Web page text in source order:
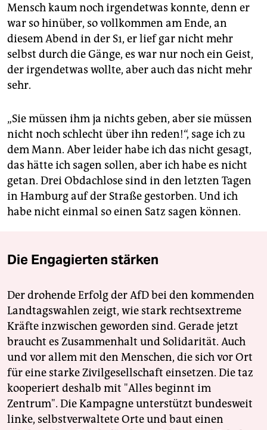
Mensch kaum noch irgendetwas konnte, denn er
war so hinüber, so vollkommen am Ende, an
diesem Abend in der S1, er lief gar nicht mehr
selbst durch die Gänge, es war nur noch ein Geist,
der irgendetwas wollte, aber auch das nicht mehr
sehr.
„Sie müssen ihm ja nichts geben, aber sie müssen
nicht noch schlecht über ihn reden!“, sage ich zu
dem Mann. Aber leider habe ich das nicht gesagt,
das hätte ich sagen sollen, aber ich habe es nicht
getan. Drei Obdachlose sind in den letzten Tagen
in Hamburg auf der Straße gestorben. Und ich
habe nicht einmal so einen Satz sagen können.
Die Engagierten stärken
Der drohende Erfolg der AfD bei den kommenden
Landtagswahlen zeigt, wie stark rechtsextreme
Kräfte inzwischen geworden sind. Gerade jetzt
braucht es Zusammenhalt und Solidarität. Auch
und vor allem mit den Menschen, die sich vor Ort
für eine starke Zivilgesellschaft einsetzen. Die taz
kooperiert deshalb mit "Alles beginnt im
Zentrum". Die Kampagne unterstützt bundesweit
linke, selbstverwaltete Orte und baut einen